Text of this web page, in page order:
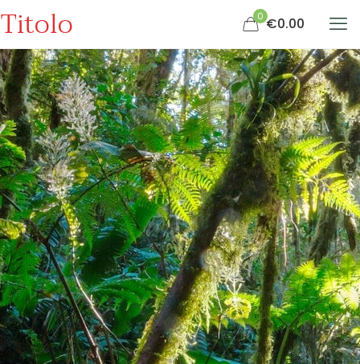
Titolo 0 €0.00